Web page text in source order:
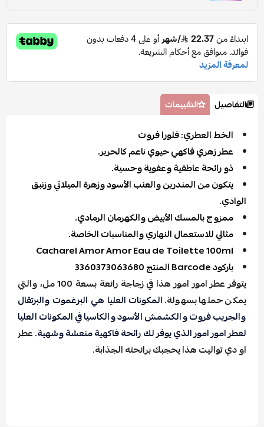
التفاصيل التقييمات
الخط العطري: فلورا فروت
عطر زهري فاكهي حيوي ناعم كالحرير.
ذو رائحة عاطفية وعفوية وحسية.
يتكون من المندرين والعنب الأسود وزهرة الميلاتي وزنبق
الوادي.
ممزوج بالمسك الأبيض والكهرمان الرمادي.
مثالي للاستعمال النهاري والمناسبات الخاصة.
Cacharel Amor Amor Eau de Toilette 100ml
باركود Barcode المنتج 3360373063680
يتوفر عطر امور امور هذا في زجاجة رائعة بسعة 100 مل، والتي
يمكن حملها بسهولة.المكونات العليا هي البرغموت والبرتقال
والجريب فروت والكشمش الأسود والكاسيا في المكونات العليا
لعطر امور امور الذي يوفر لك رائحة فاكهية منعشة وشهية. عطر
او دي تواليت هذا يحجبك برائحته الجذابة.